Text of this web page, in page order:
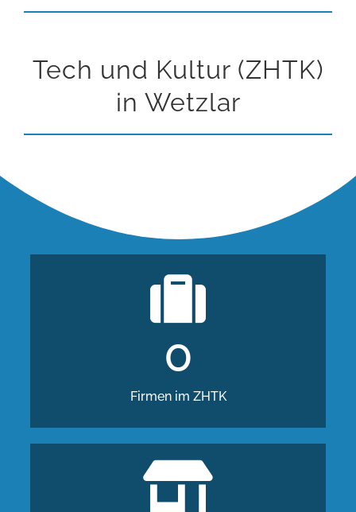
Tech und Kultur (ZHTK)
in Wetzlar
0
Firmen im ZHTK